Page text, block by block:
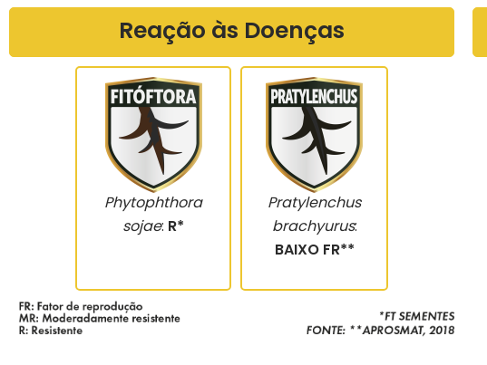
Reação às Doenças
Phytophthora
sojae: R*
Pratylenchus
brachyurus:
BAIXO FR**